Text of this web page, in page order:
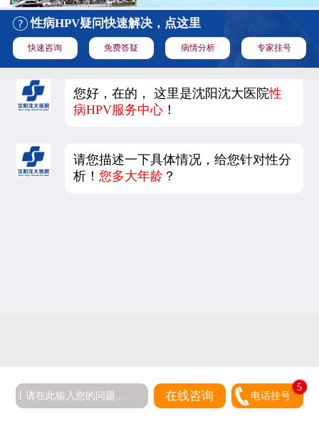
性病HPV疑问快速解决，点这里
快速咨询 免费答疑 病情分析 专家挂号
您好，在的， 这里是沈阳沈大医院性
病HPV服务中心 ！
请您描述一下具体情况，给您针对性分
析！您多大年龄 ？
在线咨询 电话挂号
5